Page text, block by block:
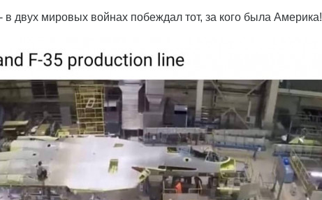
в двух мировых войнах побеждал тот, за кого была Америка!